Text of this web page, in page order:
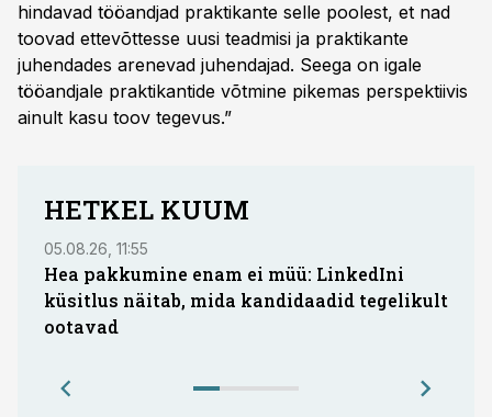
hindavad tööandjad praktikante selle poolest, et nad
toovad ettevõttesse uusi teadmisi ja praktikante
juhendades arenevad juhendajad. Seega on igale
tööandjale praktikantide võtmine pikemas perspektiivis
ainult kasu toov tegevus.”
HETKEL KUUM
05.08.26, 11:55
Hea pakkumine enam ei müü: LinkedIni
küsitlus näitab, mida kandidaadid tegelikult
ootavad